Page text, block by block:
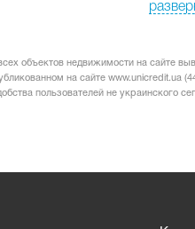
объектов недвижимости на сайте
на сайте www.unicredit.ua
пользователей не украинского